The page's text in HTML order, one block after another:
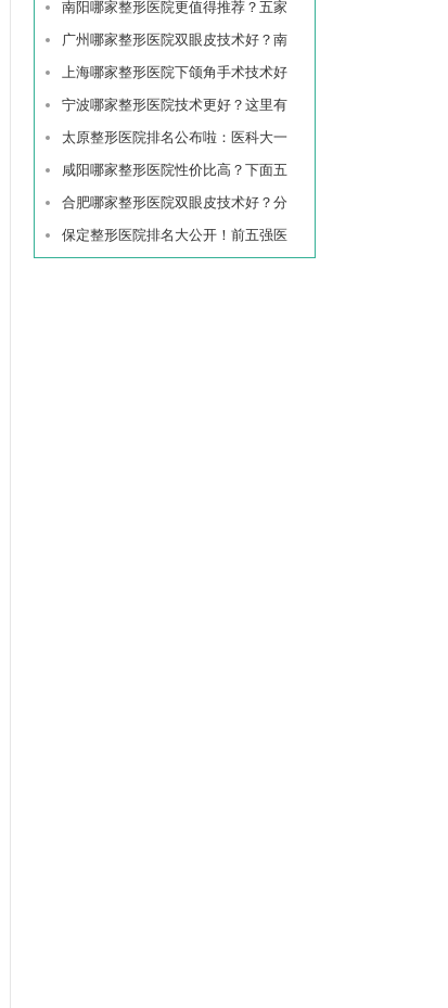
南阳哪家整形医院更值得推荐？五家
广州哪家整形医院双眼皮技术好？南
上海哪家整形医院下颌角手术技术好
宁波哪家整形医院技术更好？这里有
太原整形医院排名公布啦：医科大一
咸阳哪家整形医院性价比高？下面五
合肥哪家整形医院双眼皮技术好？分
保定整形医院排名大公开！前五强医